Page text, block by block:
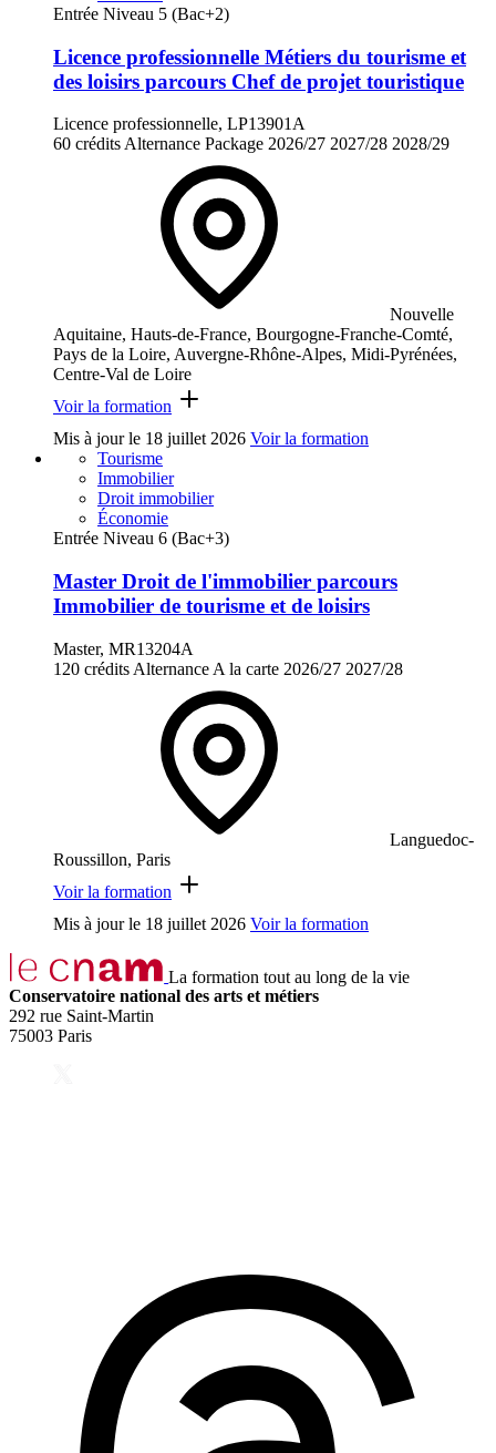
Entrée Niveau 5 (Bac+2)
Licence professionnelle Métiers du tourisme et
des loisirs parcours Chef de projet touristique
Licence professionnelle, LP13901A
60 créditsAlternance Package 2026/27 2027/28 2028/29
Nouvelle
Aquitaine, Hauts-de-France, Bourgogne-Franche-Comté,
Pays de la Loire, Auvergne-Rhône-Alpes, Midi-Pyrénées,
Centre-Val de Loire
Voir la formation
Mis à jour le 18 juillet 2026 Voir la formation
Tourisme
Immobilier
Droit immobilier
Économie
Entrée Niveau 6 (Bac+3)
Master Droit de l'immobilier parcours
Immobilier de tourisme et de loisirs
Master, MR13204A
120 crédits Alternance A la carte 2026/27 2027/28
Languedoc-
Roussillon, Paris
Voir la formation
Mis à jour le 18 juillet 2026 Voir la formation
La formation tout au long de la vie
Conservatoire national des arts et métiers
292 rue Saint-Martin
75003 Paris